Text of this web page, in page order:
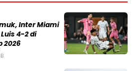
Inter Miami
4-2 di
2026